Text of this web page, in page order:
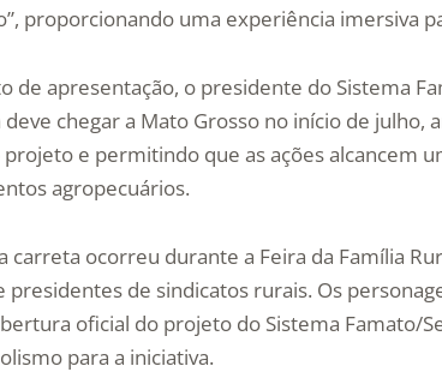
proporcionando uma experiência imersiva
de apresentação, o presidente do Sistema
chegar a Mato Grosso no início de julho,
e permitindo que as ações alcancem
agropecuários.
carreta ocorreu durante a Feira da Família
presidentes de sindicatos rurais. Os
oficial do projeto do Sistema Famato/
para a iniciativa.